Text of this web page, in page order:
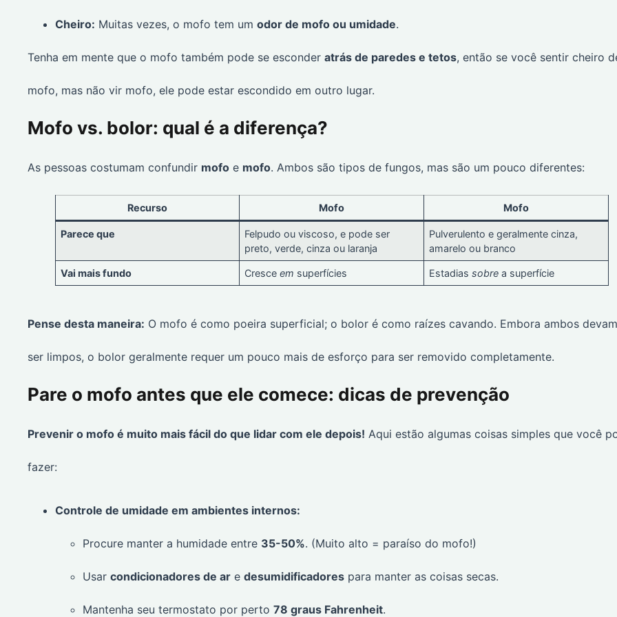
Cheiro: Muitas vezes, o mofo tem um odor de mofo ou umidade.
Tenha em mente que o mofo também pode se esconder atrás de paredes e tetos, então se você sentir cheiro
mofo, mas não vir mofo, ele pode estar escondido em outro lugar.
Mofo vs. bolor: qual é a diferença?
As pessoas costumam confundir mofo e mofo. Ambos são tipos de fungos, mas são um pouco diferentes:
Recurso Mofo Mofo
Parece que
Felpudo ou viscoso, e pode ser
preto, verde, cinza ou laranja
Pulverulento e geralmente cinza,
amarelo ou branco
Vai mais fundo Cresceem superfícies Estadiassobre a superfície
Pense desta maneira: O mofo é como poeira superficial; o bolor é como raízes cavando. Embora ambos devam
ser limpos, o bolor geralmente requer um pouco mais de esforço para ser removido completamente.
Pare o mofo antes que ele comece: dicas de prevenção
Prevenir o mofo é muito mais fácil do que lidar com ele depois! Aqui estão algumas coisas simples que você
fazer:
Controle de umidade em ambientes internos:
Procure manter a humidade entre 35-50%. (Muito alto = paraíso do mofo!)
Usar condicionadores de ar e desumidificadores para manter as coisas secas.
Mantenha seu termostato por perto 78 graus Fahrenheit.